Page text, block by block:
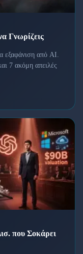
Γνωρίζεις
εξαφάνιση από AI.
7 ακόμη απειλές
που Σοκάρει